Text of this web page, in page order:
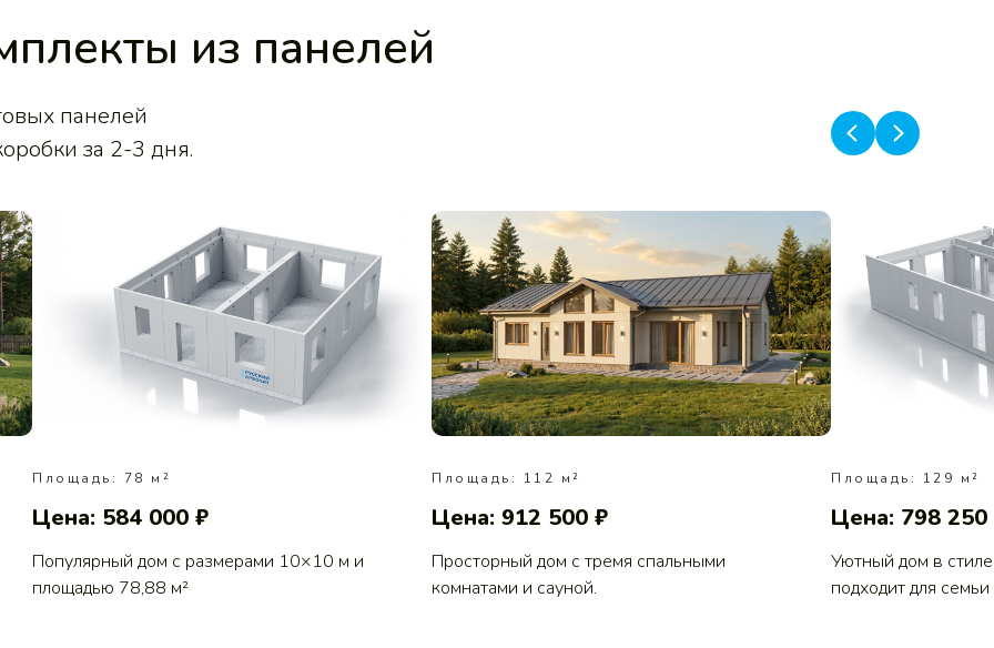
из панелей
панелей
за 2-3 дня.
Площадь: 78 м²
Цена: 584 000 ₽
Популярный дом с размерами 10×10 м и
площадью 78,88 м²
Площадь: 112 м²
Цена: 912 500 ₽
Просторный дом с тремя спальными
комнатами и сауной.
Площадь: 129 м²
Цена: 798 250
Уютный дом в
подходит для